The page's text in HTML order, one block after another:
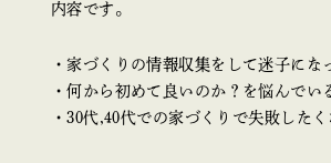
内容です。
・家づくりの情報収集をして迷子にな
・何から初めて良いのか？を悩んでい
・30代,40代での家づくりで失敗した